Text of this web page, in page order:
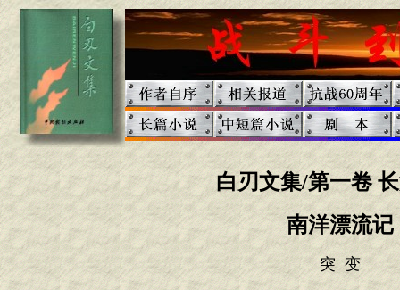
白刃文集/第一卷
南洋漂流记
突 变